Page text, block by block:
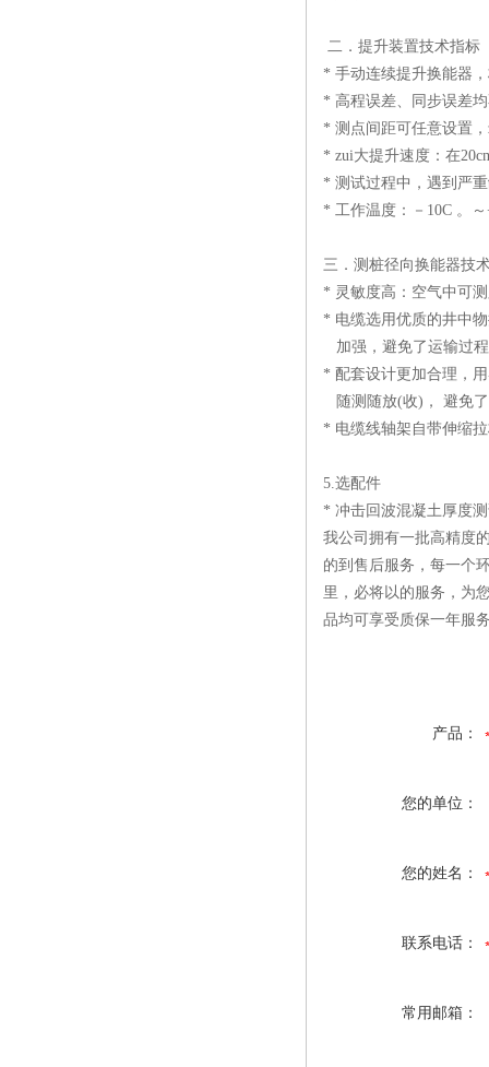
二．提升装置技术指标
* 手动连续提升换能器
* 高程误差、同步误差
* 测点间距可任意设置
* zui大提升速度：在
* 测试过程中，遇到严
* 工作温度：－10C 。
三．测桩径向换能器技
* 灵敏度高：空气中可
* 电缆选用优质的井中
加强，避免了运输过
* 配套设计更加合理，
随测随放(收)， 避免
* 电缆线轴架自带伸缩
5.选配件
* 冲击回波混凝土厚度
我公司拥有一批高精度
的到售后服务，每一个
里，必将以的服务，为
品均可享受质保一年服
产品：
您的单位：
您的姓名：
联系电话：
常用邮箱：